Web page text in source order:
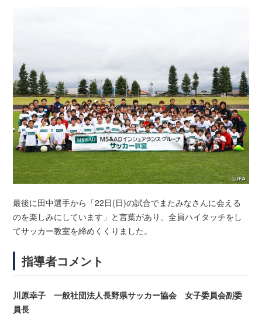
最後に田中選手から「22日(日)の試合でまたみなさんに会える
のを楽しみにしています」と言葉があり、全員ハイタッチをし
てサッカー教室を締めくくりました。
指導者コメント
川原幸子 一般社団法人長野県サッカー協会 女子委員会副委
員長